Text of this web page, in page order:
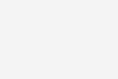
gibt es bei
sowohl Grenzwerte
Pflicht- und
Chronische